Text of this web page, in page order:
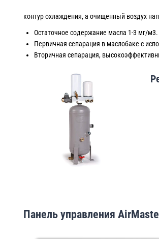
контур охлаждения, а очищенный воздух
Остаточное содержание масла 1-3 мг/м3.
Первичная сепарация в маслобаке с
Вторичная сепарация,
Панель управления